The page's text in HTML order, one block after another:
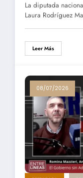
La diputada
Laura Rodríguez
Leer Más
08/07/2026